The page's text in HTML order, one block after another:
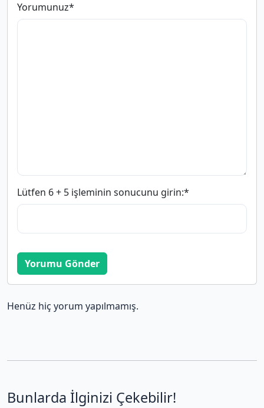
Yorumunuz*
Lütfen 6 + 5 işleminin sonucunu girin:*
Yorumu Gönder
Henüz hiç yorum yapılmamış.
Bunlarda İlginizi Çekebilir!